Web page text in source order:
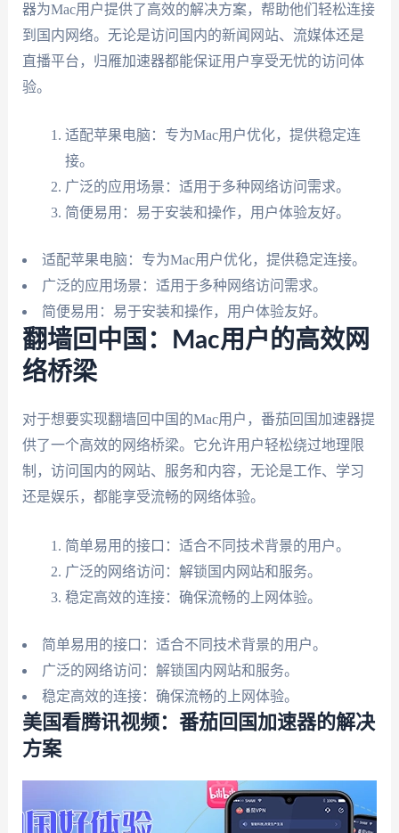
器为Mac用户提供了高效的解决方案，帮助他们轻松连接
到国内网络。无论是访问国内的新闻网站、流媒体还是
直播平台，归雁加速器都能保证用户享受无忧的访问体
验。
适配苹果电脑：专为Mac用户优化，提供稳定连
接。
广泛的应用场景：适用于多种网络访问需求。
简便易用：易于安装和操作，用户体验友好。
适配苹果电脑：专为Mac用户优化，提供稳定连接。
广泛的应用场景：适用于多种网络访问需求。
简便易用：易于安装和操作，用户体验友好。
翻墙回中国：Mac用户的高效网
络桥梁
对于想要实现翻墙回中国的Mac用户，番茄回国加速器提
供了一个高效的网络桥梁。它允许用户轻松绕过地理限
制，访问国内的网站、服务和内容，无论是工作、学习
还是娱乐，都能享受流畅的网络体验。
简单易用的接口：适合不同技术背景的用户。
广泛的网络访问：解锁国内网站和服务。
稳定高效的连接：确保流畅的上网体验。
简单易用的接口：适合不同技术背景的用户。
广泛的网络访问：解锁国内网站和服务。
稳定高效的连接：确保流畅的上网体验。
美国看腾讯视频：番茄回国加速器的解决
方案